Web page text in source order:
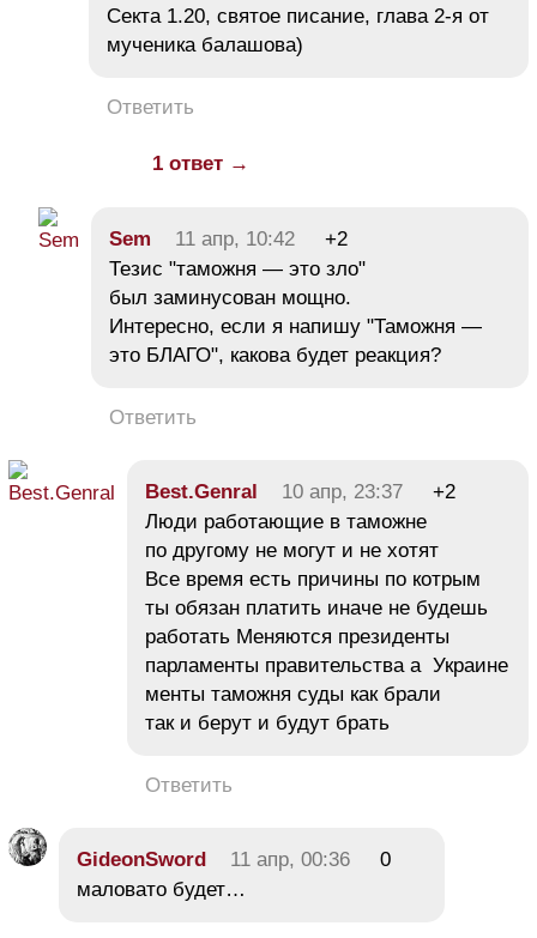
Секта 1.20, святое писание, глава 2-я от
мученика балашова)
Ответить
1 ответ →
Sem 11 апр, 10:42
+2
Тезис "таможня — это зло"
был заминусован мощно.
Интересно, если я напишу "Таможня —
это БЛАГО", какова будет реакция?
Ответить
Best.Genral 10 апр, 23:37
+2
Люди работающие в таможне
по другому не могут и не хотят
Все время есть причины по котрым
ты обязан платить иначе не будешь
работать Меняются президенты
парламенты правительства а Украине
менты таможня суды как брали
так и берут и будут брать
Ответить
GideonSword 11 апр, 00:36
0
маловато будет…